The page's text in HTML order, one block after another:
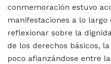
conmemoración estuvo
manifestaciones a lo
reflexionar sobre la
de los derechos básicos,
poco afianzándose entre